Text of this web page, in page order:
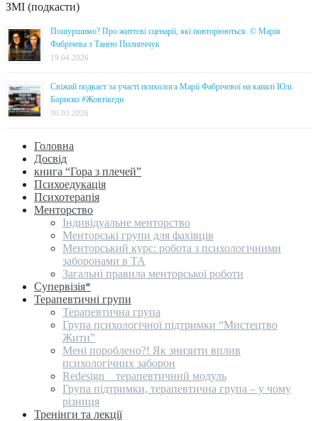
ЗМІ (подкасти)
Пошуршимо? Про життєві сценарії, які повторюються. © Марія
Фабрічева з Танею Пилипччук
19.04.2026
Свіжий подкаст за участі психолога Марії Фабрічевої на каналі Юлі
Бориско #Жовтікеди
30.03.2026
Головна
Досвід
книга “Гора з плечей”
Психоедукація
Психотерапія
Менторство
Індивідуальне менторство
Менторські групи для фахівців
Менторський курс: робота з психологічними
заборонами в ТА
Загальні правила менторської роботи
Супервізія*
Терапевтичні групи
Терапевтична група
Група психологічної підтримки “Мистецтво
Жити”
Мені пороблено?! Як знизити вплив
психологічних заборон
Redesign _ терапевтичний модуль
Група підтримки, терапевтична група – у чому
різниця
Тренінги та лекції